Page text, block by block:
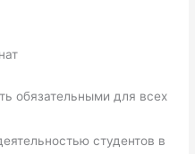
обязательными для всех
студентов в